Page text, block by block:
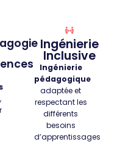
,
Ingénierie
Inclusive
Ingénierie
pédagogique
adaptéeet
respectant les
différents
besoins
d’apprentissages